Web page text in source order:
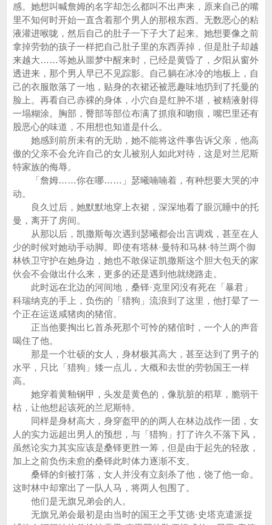
感。她想叫喊詹姆的名字却怎么都叫不出声来，原来自己的嘴
里不知何时开始一直含着那个男人的那根东西。无数恶心的粘
液灌进喉咙，然后自己的肚子一下子大了起来。她想要像之前
拿掉劳勃的孩子一样把自己肚子里的东西弄掉，但是肚子却越
来越大……等她从噩梦中醒来时，已经是黄昏了，夕阳从窗外
透进来，那个男人早已不见踪影。自己躺在冰冷的地板上，自
己的衣服散落了一地，贴身的衣裙还被恶趣味地扔到了托曼的
脸上。再看自己赤裸的身体，小穴自是红肿不堪，被精液射得
一塌糊涂。胸部，臀部等部位布满了抓痕和吻痕，嘴巴里还有
股恶心的味道，不用想也知道是什么。
她感到前所未有的无助，她不能将这件事告诉父亲，他高
傲的父亲不会允许自己的女儿被别人如此对待，这是对兰尼斯
特家族的侮辱。
「詹姆……你在哪……」瑟曦喃喃着，有种想要大哭的冲
动。
良久过后，她默默地穿上衣裙，深深地看了眼沉睡中的托
曼，离开了房间。
从那以后，凯撒斯每次遇到瑟曦都会出言调戏，甚至在人
少的时候对她动手动脚。即使有塔林·曼特和马林·特兰两个御
林铁卫守护在她身边，她也不敢保证凯撒斯这个胆大包天的家
伙会不会做出什么来，更多的还是遇到他就绕路走。
此时远在北边的河间地，桑铎·克里冈没有死在「暴君」
科瑞纳克的手上，负伤的「猎狗」流浪到了这里，他打晕了一
个正在运送咸猪肉的猪倌。
正当他要掏出匕首杀死那个可怜的猪倌时，一个人的声音
喝住了他。
那是一个壮硕的女人，身材极其高大，甚至达到了男子的
水平，只比「猎狗」矮一点儿，大概和去世的劳勃国王一样
高。
她穿着黄釉钢甲，头发是黄色的，像肮脏的稻草，脆弱干
枯，让他想起该死的兰尼斯特。
同样是身材高大，身穿盔甲的的两人在林边战作一团，女
人的实力远超出男人的预想，与「猎狗」打了许久不落下风，
虽然论实力其实应该是桑铎更胜一筹，但是由于起先的轻敌，
加上之前负伤未愈的桑铎此时体力逐渐不支。
桑铎的剑被打落，女人并没有立刻杀了他，饶了他一命。
这时林中却窜出了一队人马，将两人包围了。
他们是无旗兄弟会的人。
无旗兄弟会最初是由当时的国王之手艾德·史塔克遣派捉